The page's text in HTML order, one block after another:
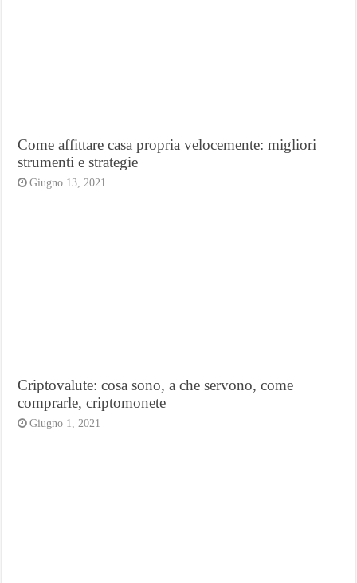
Come affittare casa propria velocemente: migliori
strumenti e strategie
Giugno 13, 2021
Criptovalute: cosa sono, a che servono, come
comprarle, criptomonete
Giugno 1, 2021